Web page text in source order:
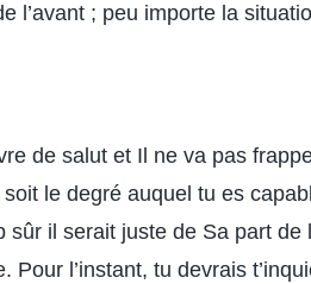
l’avant ; peu importe la
de salut et Il ne va pas
le degré auquel tu es
il serait juste de Sa part de
l’instant, tu devrais